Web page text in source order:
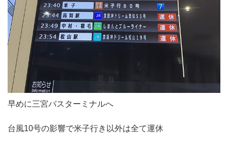
早めに三宮バスターミナルへ
台風10号の影響で米子行き以外は全て運休